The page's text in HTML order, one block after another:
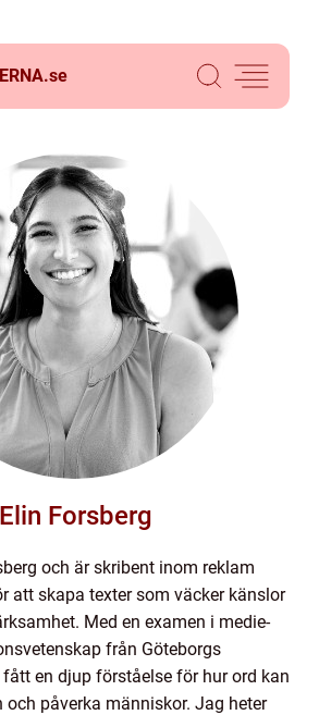
se
Elin Forsberg
och är skribent inom reklam
att skapa texter som väcker känslor
Med en examen i medie-
från Göteborgs
en djup förståelse för hur ord kan
påverka människor. Jag heter